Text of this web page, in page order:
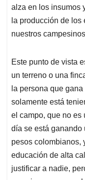
alza en los insumos
la producción de
nuestros
Este punto de vista
un terreno o una
la persona que
solamente está
el campo, que no es
día se está ganando
pesos colombianos,
educación de alta
justificar a nadie,